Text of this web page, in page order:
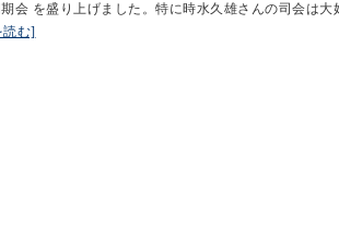
会 を盛り上げました。特に時水久雄さんの司会は大
読む]